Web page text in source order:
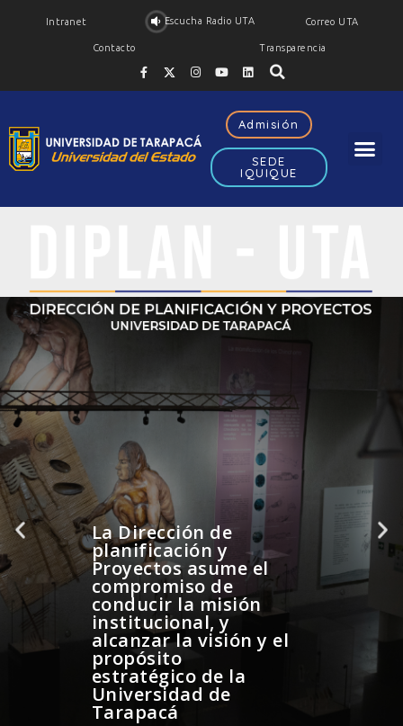
Intranet Escucha Radio UTA Correo UTA
Contacto Transparencia
Admisión
SEDE
IQUIQUE
La Dirección de
planificación y
Proyectos asume el
compromiso de
conducir la misión
institucional, y
alcanzar la visión y el
propósito
estratégico de la
Universidad de
Tarapacá